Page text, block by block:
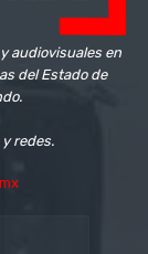
audiovisuales en
del Estado de
redes.